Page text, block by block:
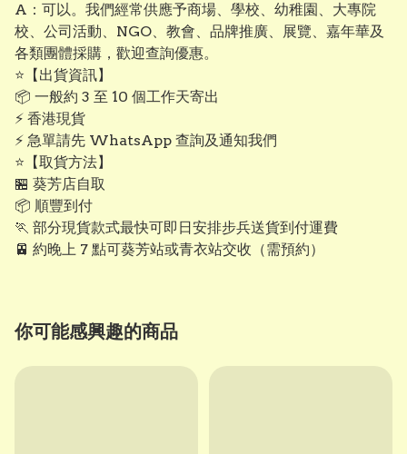
A：可以。我們經常供應予商場、學校、幼稚園、大專院
校、公司活動、NGO、教會、品牌推廣、展覽、嘉年華及
各類團體採購，歡迎查詢優惠。
⭐【出貨資訊】
📦 一般約 3 至 10 個工作天寄出
⚡ 香港現貨
⚡ 急單請先 WhatsApp 查詢及通知我們
⭐【取貨方法】
🏪 葵芳店自取
📦 順豐到付
🏃 部分現貨款式最快可即日安排步兵送貨到付運費
🚈 約晚上 7 點可葵芳站或青衣站交收（需預約）
你可能感興趣的商品